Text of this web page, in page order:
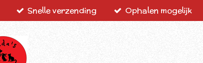
Snelle verzending Ophalen mogelijk